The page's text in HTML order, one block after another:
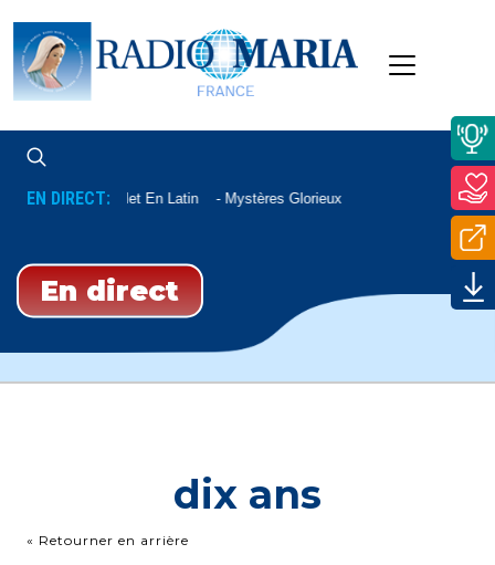
EN DIRECT:Chapelet En Latin Mystères Glorieux
En direct
dix ans
« Retourner en arrière